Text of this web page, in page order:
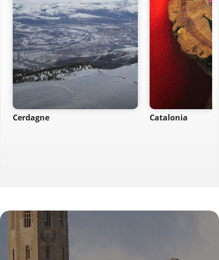
Cerdagne Catalonia